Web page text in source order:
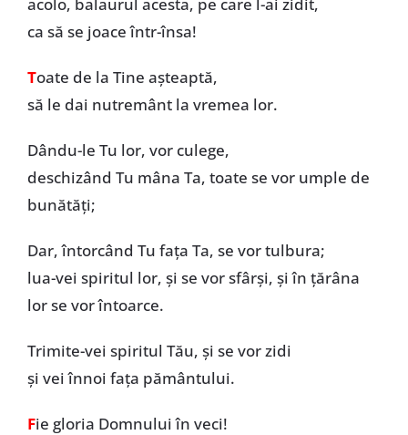
ca să se joace într-însa!
Toate de la Tine așteaptă,
să le dai nutremânt la vremea lor.
Dându-le Tu lor, vor culege,
deschizând Tu mâna Ta, toate se vor umple de
bunătăți;
Dar, întorcând Tu fața Ta, se vor tulbura;
lua-vei spiritul lor, și se vor sfârși, și în țărâna
lor se vor întoarce.
Trimite-vei spiritul Tău, și se vor zidi
și vei înnoi fața pământului.
Fie gloria Domnului în veci!